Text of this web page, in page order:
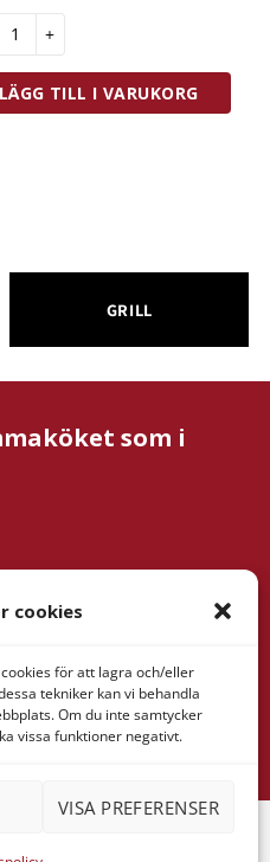
cookies
för att lagra och/eller
tekniker kan vi behandla
Om du inte samtycker
vissa funktioner negativt.
VISA PREFERENSER
mängd
Överkokningsvakt "Mr Watcher"
LÄGG TILL I VARUKORG
GRILL
som i